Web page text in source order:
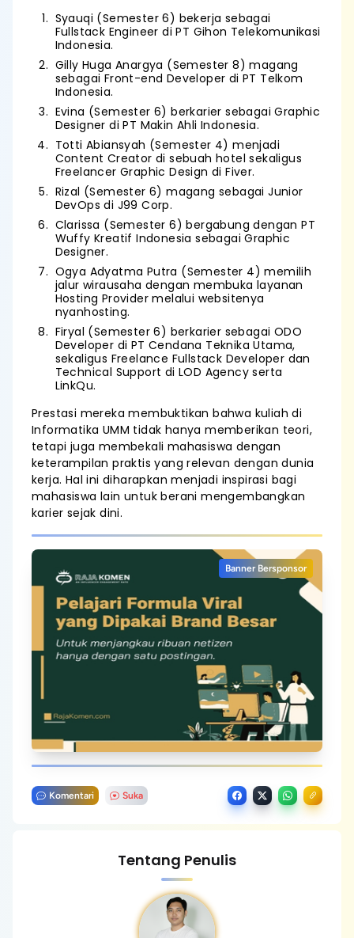
Syauqi (Semester 6) bekerja sebagai
Fullstack Engineer di PT Gihon Telekomunikasi
Indonesia.
Gilly Huga Anargya (Semester 8) magang
sebagai Front-end Developer di PT Telkom
Indonesia.
Evina (Semester 6) berkarier sebagai Graphic
Designer di PT Makin Ahli Indonesia.
Totti Abiansyah (Semester 4) menjadi
Content Creator di sebuah hotel sekaligus
Freelancer Graphic Design di Fiver.
Rizal (Semester 6) magang sebagai Junior
DevOps di J99 Corp.
Clarissa (Semester 6) bergabung dengan PT
Wuffy Kreatif Indonesia sebagai Graphic
Designer.
Ogya Adyatma Putra (Semester 4) memilih
jalur wirausaha dengan membuka layanan
Hosting Provider melalui websitenya
nyanhosting.
Firyal (Semester 6) berkarier sebagai ODO
Developer di PT Cendana Teknika Utama,
sekaligus Freelance Fullstack Developer dan
Technical Support di LOD Agency serta
LinkQu.
Prestasi mereka membuktikan bahwa kuliah di
Informatika UMM tidak hanya memberikan teori,
tetapi juga membekali mahasiswa dengan
keterampilan praktis yang relevan dengan dunia
kerja. Hal ini diharapkan menjadi inspirasi bagi
mahasiswa lain untuk berani mengembangkan
karier sejak dini.
Banner Bersponsor
Komentari Suka
Tentang Penulis